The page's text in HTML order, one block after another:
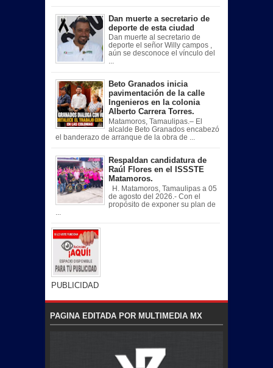
Dan muerte a secretario de
deporte de esta ciudad
Dan muerte al secretario de
deporte el señor Willy campos ,
aún se desconoce el vínculo del
Beto Granados inicia
pavimentación de la calle
Ingenieros en la colonia
Alberto Carrera Torres.
Matamoros, Tamaulipas.– El
alcalde Beto Granados encabezó
el banderazo de arranque de la obra de ...
Respaldan candidatura de
Raúl Flores en el ISSSTE
Matamoros.
H. Matamoros, Tamaulipas a 05
de agosto del 2026.- Con el
propósito de exponer su plan de
PUBLICIDAD
PAGINA EDITADA POR MULTIMEDIA MX